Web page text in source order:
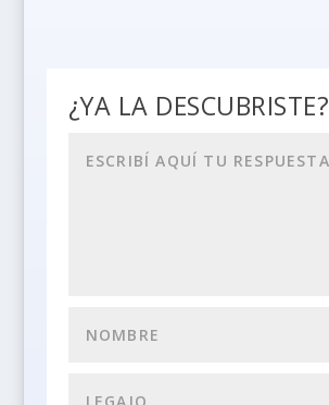
¿YA LA DESCUBRISTE?